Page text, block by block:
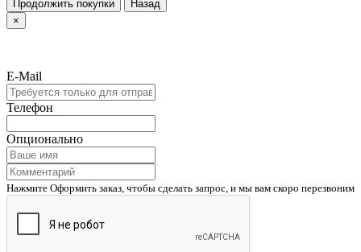
Продолжить покупки
Назад
×
E-Mail
Телефон
Опционально
Нажмите Оформить заказ, чтобы сделать запрос, и мы вам скоро перезвоним